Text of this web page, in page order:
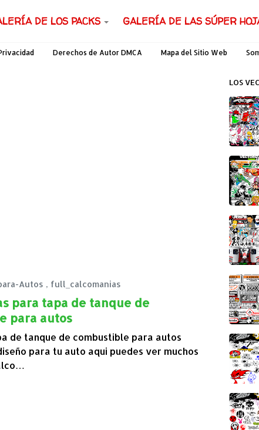
DE LOS PACKS GALERÍA DE LAS SÚPER
Derechos de Autor DMCA Mapa del Sitio Web
Autos , full_calcomanias
para tapa de tanque de
para autos
de tanque de combustible para autos
para tu auto aqui puedes ver muchos
LOS